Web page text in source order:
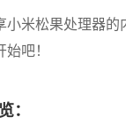
小米松果处理器
吧！
：